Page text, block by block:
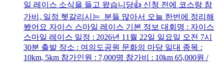
일 레이스 소식을 들고 왔습니당👍 신청 전에 코스랑 참
가비, 일정 헷갈리시는 분들 많아서 오늘 한번에 정리해
봤어요 자이스 스마일 레이스 기본 정보 대회명 : 자이스
스마일 레이스 일정 : 2026년 11월 22일 일요일 오전 7시
30분 출발 장소 : 여의도공원 문화의 마당 일대 종목 :
10km, 5km 참가인원 : 7,000명 참가비 : 10km 65,000원 /